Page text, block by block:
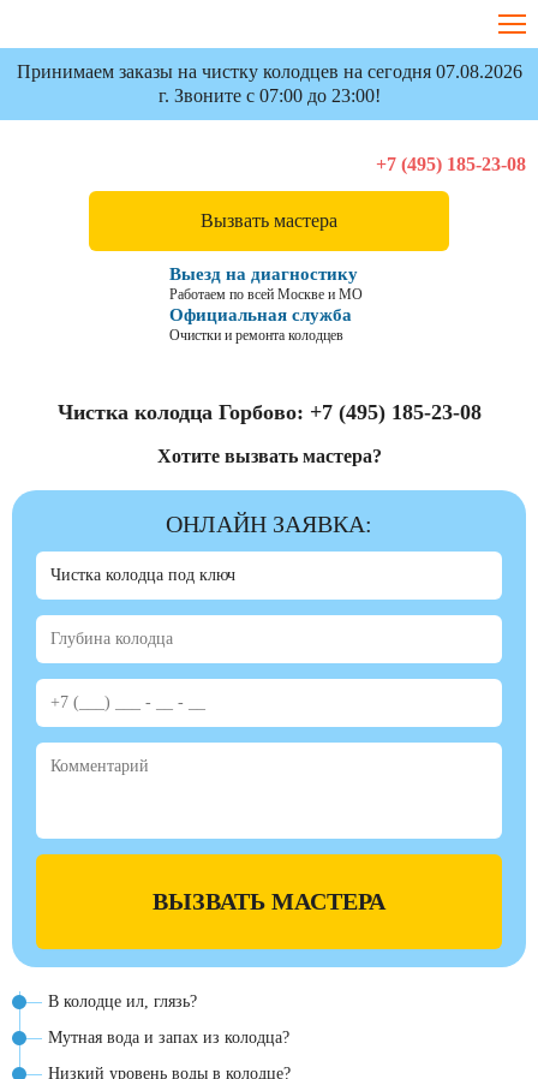
Принимаем заказы на чистку колодцев на сегодня 07.08.2026
г. Звоните с 07:00 до 23:00!
Вызвать мастера
Выезд на диагностику
Работаем по всей Москве и МО
Официальная служба
Очистки и ремонта колодцев
+7 (495) 185-23-08
Чистка колодца Горбово: +7 (495) 185-23-08
Хотите вызвать мастера?
ОНЛАЙН ЗАЯВКА:
ВЫЗВАТЬ МАСТЕРА
В колодце ил, глязь?
Мутная вода и запах из колодца?
Низкий уровень воды в колодце?